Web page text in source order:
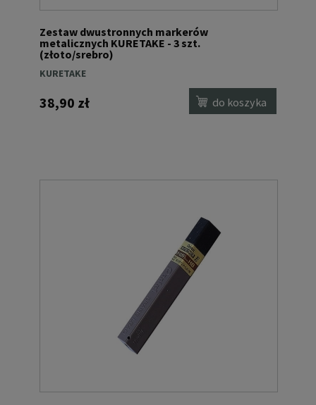
Zestaw dwustronnych markerów
metalicznych KURETAKE - 3 szt.
(złoto/srebro)
KURETAKE
38,90 zł do koszyka